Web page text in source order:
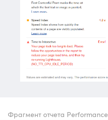
Фрагмент отчета Performance